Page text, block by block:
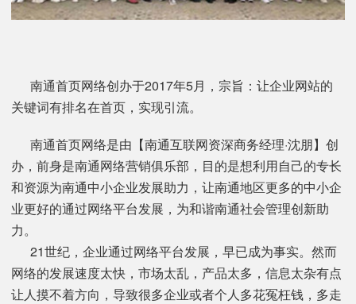
南通首页网络创办于2017年5月，宗旨：让企业网站的
关键词有排名在首页，实现引流。
南通首页网络是由【南通互联网资深商务经理·沈朋】创
办，前身是南通网络营销俱乐部，目的是想利用自己的专长
和资源为南通中小企业发展助力，让南通地区更多的中小企
业更好的通过网络平台发展，为和谐南通社会管理创新助
力。
21世纪，企业通过网络平台发展，早已成为事实。然而
网络的发展速度太快，市场太乱，产品太多，信息太杂有点
让人摸不着方向，导致很多企业或者个人多花冤枉钱，多走